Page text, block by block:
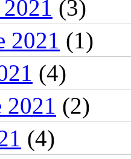
(3)
2021 (1)
(4)
2021 (2)
(4)